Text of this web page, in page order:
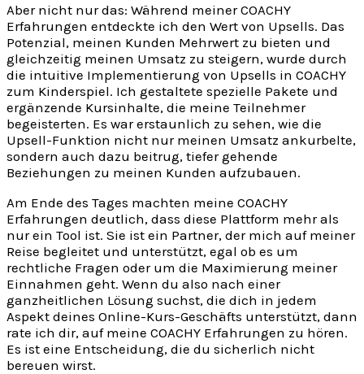
Aber nicht nur das: Während meiner COACHY
Erfahrungen entdeckte ich den Wert von Upsells. Das
Potenzial, meinen Kunden Mehrwert zu bieten und
gleichzeitig meinen Umsatz zu steigern, wurde durch
die intuitive Implementierung von Upsells in COACHY
zum Kinderspiel. Ich gestaltete spezielle Pakete und
ergänzende Kursinhalte, die meine Teilnehmer
begeisterten. Es war erstaunlich zu sehen, wie die
Upsell-Funktion nicht nur meinen Umsatz ankurbelte,
sondern auch dazu beitrug, tiefer gehende
Beziehungen zu meinen Kunden aufzubauen.
Am Ende des Tages machten meine COACHY
Erfahrungen deutlich, dass diese Plattform mehr als
nur ein Tool ist. Sie ist ein Partner, der mich auf meiner
Reise begleitet und unterstützt, egal ob es um
rechtliche Fragen oder um die Maximierung meiner
Einnahmen geht. Wenn du also nach einer
ganzheitlichen Lösung suchst, die dich in jedem
Aspekt deines Online-Kurs-Geschäfts unterstützt, dann
rate ich dir, auf meine COACHY Erfahrungen zu hören.
Es ist eine Entscheidung, die du sicherlich nicht
bereuen wirst.